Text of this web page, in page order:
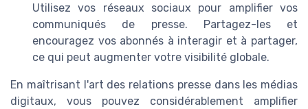
Utilisez vos réseaux sociaux pour amplifier vos
communiqués de presse. Partagez-les et
encouragez vos abonnés à interagir et à partager,
ce qui peut augmenter votre visibilité globale.
En maîtrisant l'art des relations presse dans les médias
digitaux, vous pouvez considérablement amplifier